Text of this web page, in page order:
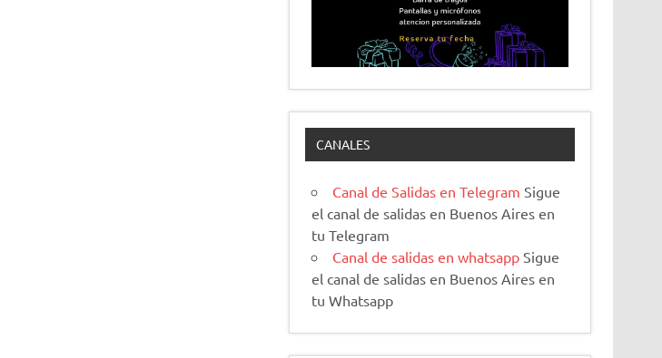
CANALES
Canal de Salidas en Telegram Sigue
el canal de salidas en Buenos Aires en
tu Telegram
Canal de salidas en whatsapp Sigue
el canal de salidas en Buenos Aires en
tu Whatsapp